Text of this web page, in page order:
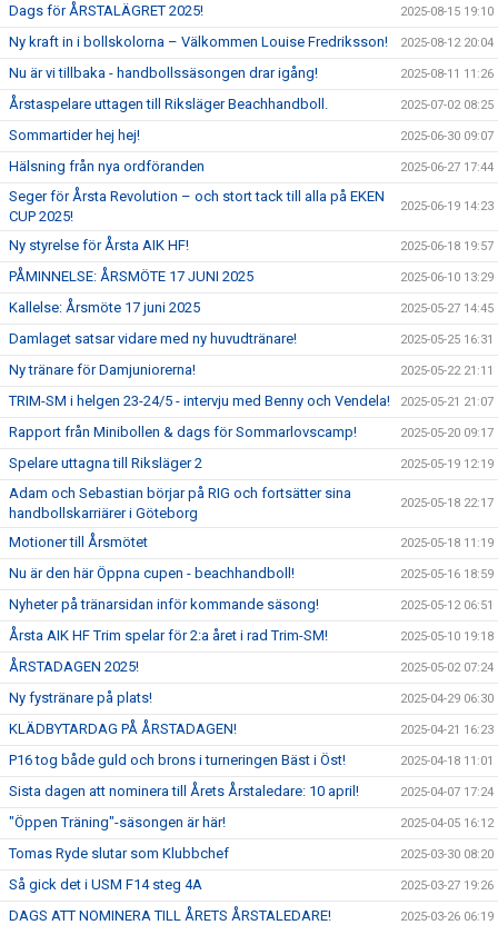
Dags för ÅRSTALÄGRET 2025! 2025-08-15 19:10
Ny kraft in i bollskolorna – Välkommen Louise Fredriksson! 2025-08-12 20:04
Nu är vi tillbaka - handbollssäsongen drar igång! 2025-08-11 11:26
Årstaspelare uttagen till Riksläger Beachhandboll. 2025-07-02 08:25
Sommartider hej hej! 2025-06-30 09:07
Hälsning från nya ordföranden 2025-06-27 17:44
Seger för Årsta Revolution – och stort tack till alla på EKEN
CUP 2025!
2025-06-19 14:23
Ny styrelse för Årsta AIK HF! 2025-06-18 19:57
PÅMINNELSE: ÅRSMÖTE 17 JUNI 2025 2025-06-10 13:29
Kallelse: Årsmöte 17 juni 2025 2025-05-27 14:45
Damlaget satsar vidare med ny huvudtränare! 2025-05-25 16:31
Ny tränare för Damjuniorerna! 2025-05-22 21:11
TRIM-SM i helgen 23-24/5 - intervju med Benny och Vendela! 2025-05-21 21:07
Rapport från Minibollen & dags för Sommarlovscamp! 2025-05-20 09:17
Spelare uttagna till Riksläger 2 2025-05-19 12:19
Adam och Sebastian börjar på RIG och fortsätter sina
handbollskarriärer i Göteborg
2025-05-18 22:17
Motioner till Årsmötet 2025-05-18 11:19
Nu är den här Öppna cupen - beachhandboll! 2025-05-16 18:59
Nyheter på tränarsidan inför kommande säsong! 2025-05-12 06:51
Årsta AIK HF Trim spelar för 2:a året i rad Trim-SM! 2025-05-10 19:18
ÅRSTADAGEN 2025! 2025-05-02 07:24
Ny fystränare på plats! 2025-04-29 06:30
KLÄDBYTARDAG PÅ ÅRSTADAGEN! 2025-04-21 16:23
P16 tog både guld och brons i turneringen Bäst i Öst! 2025-04-18 11:01
Sista dagen att nominera till Årets Årstaledare: 10 april! 2025-04-07 17:24
"Öppen Träning"-säsongen är här! 2025-04-05 16:12
Tomas Ryde slutar som Klubbchef 2025-03-30 08:20
Så gick det i USM F14 steg 4A 2025-03-27 19:26
DAGS ATT NOMINERA TILL ÅRETS ÅRSTALEDARE! 2025-03-26 06:19